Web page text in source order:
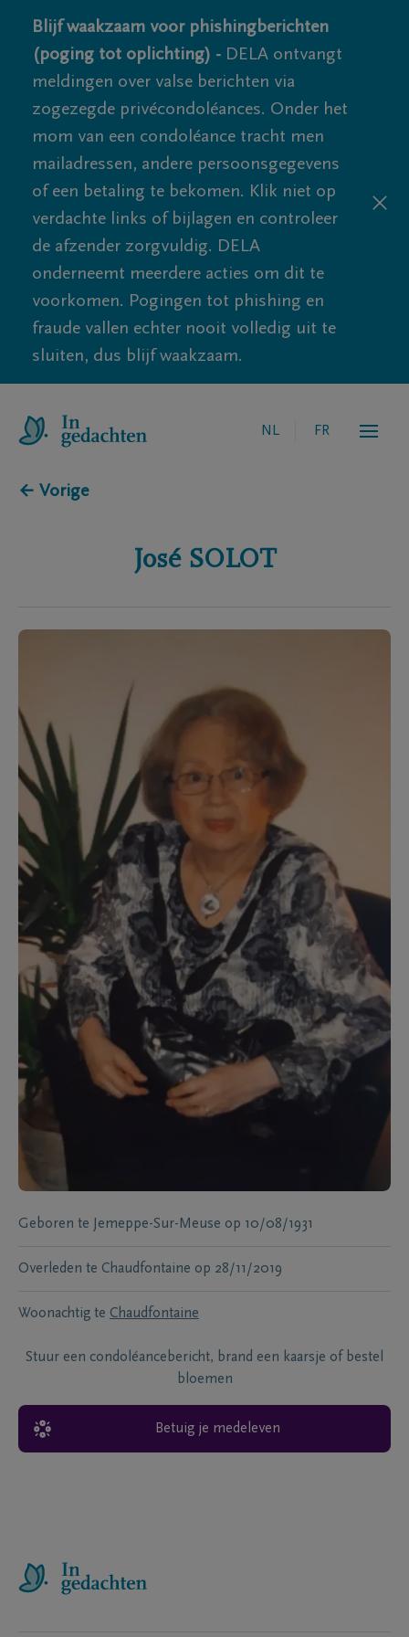
Blijf waakzaam voor phishingberichten
(poging tot oplichting) - DELA ontvangt
meldingen over valse berichten via
zogezegde privécondoléances. Onder het
mom van een condoléance tracht men
mailadressen, andere persoonsgegevens
of een betaling te bekomen. Klik niet op
verdachte links of bijlagen en controleer
de afzender zorgvuldig. DELA
onderneemt meerdere acties om dit te
voorkomen. Pogingen tot phishing en
fraude vallen echter nooit volledig uit te
sluiten, dus blijf waakzaam.
NL FR
← Vorige
José SOLOT
Geboren te Jemeppe-Sur-Meuse op 10/08/1931
Overleden te Chaudfontaine op 28/11/2019
Woonachtig te Chaudfontaine
Stuur een condoléancebericht, brand een kaarsje of bestel
bloemen
Betuig je medeleven